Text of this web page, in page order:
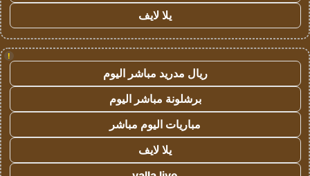
يلا لايف
!
ريال مدريد مباشر اليوم
برشلونة مباشر اليوم
مباريات اليوم مباشر
يلا لايف